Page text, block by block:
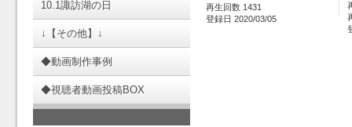
10.1諏訪湖の日
↓【その他】↓
◆動画制作事例
◆視聴者動画投稿BOX
再生回数 1431
登録日 2020/03/05